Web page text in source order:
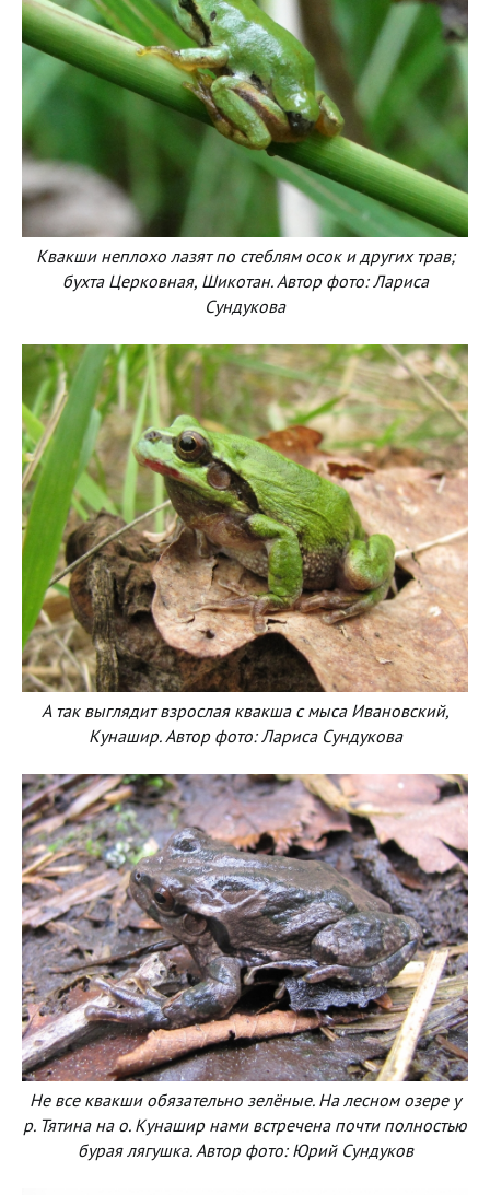
Квакши неплохо лазят по стеблям осок и других трав;
бухта Церковная, Шикотан. Автор фото: Лариса
Сундукова
А так выглядит взрослая квакша с мыса Ивановский,
Кунашир. Автор фото: Лариса Сундукова
Не все квакши обязательно зелёные. На лесном озере у
р. Тятина на о. Кунашир нами встречена почти полностью
бурая лягушка. Автор фото: Юрий Сундуков